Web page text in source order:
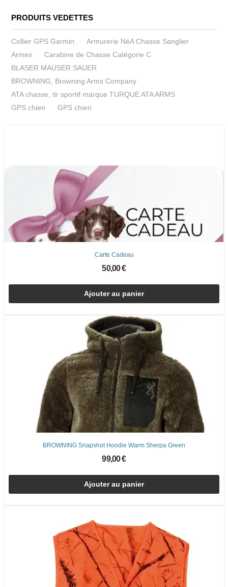
PRODUITS VEDETTES
Collier GPS Garmin
Armurerie NéA Chasse Sanglier
Armes
Carabine de Chasse Catégorie C
BLASER MAUSER SAUER
BROWNING, Browning Arms Company
ATA chasse, tir sportif marque TURQUE ATA ARMS
GPS chien
GPS chien
Carte Cadeau
50,00 €
Ajouter au panier
BROWNING Snapshot Hoodie Warm Sherpa Green
99,00 €
Ajouter au panier